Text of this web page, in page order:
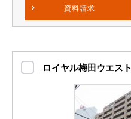
資料請求
ロイヤル梅田ウエスト